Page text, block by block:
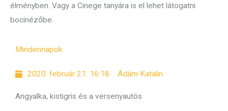
élményben. Vagy a Cinege tanyára is el lehet látogatni
bocinézőbe.
Mindennapok
2020. február 21. 16:18 Ádám Katalin
Angyalka, kistigris és a versenyautós